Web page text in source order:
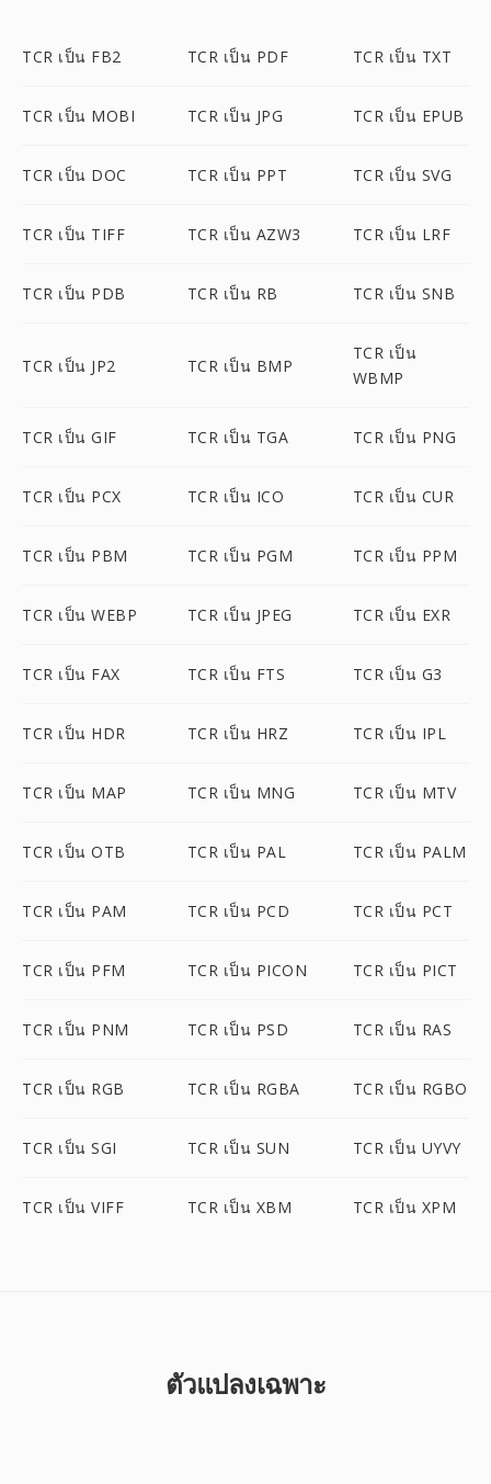
TCR เป็น FB2 TCR เป็น PDF TCR เป็น TXT
TCR เป็น MOBI TCR เป็น JPG TCR เป็น EPUB
TCR เป็น DOC TCR เป็น PPT TCR เป็น SVG
TCR เป็น TIFF TCR เป็น AZW3 TCR เป็น LRF
TCR เป็น PDB TCR เป็น RB TCR เป็น SNB
TCR เป็น JP2 TCR เป็น BMP
TCR เป็น
WBMP
TCR เป็น GIF TCR เป็น TGA TCR เป็น PNG
TCR เป็น PCX TCR เป็น ICO TCR เป็น CUR
TCR เป็น PBM TCR เป็น PGM TCR เป็น PPM
TCR เป็น WEBP TCR เป็น JPEG TCR เป็น EXR
TCR เป็น FAX TCR เป็น FTS TCR เป็น G3
TCR เป็น HDR TCR เป็น HRZ TCR เป็น IPL
TCR เป็น MAP TCR เป็น MNG TCR เป็น MTV
TCR เป็น OTB TCR เป็น PAL TCR เป็น PALM
TCR เป็น PAM TCR เป็น PCD TCR เป็น PCT
TCR เป็น PFM TCR เป็น PICON TCR เป็น PICT
TCR เป็น PNM TCR เป็น PSD TCR เป็น RAS
TCR เป็น RGB TCR เป็น RGBA TCR เป็น RGBO
TCR เป็น SGI TCR เป็น SUN TCR เป็น UYVY
TCR เป็น VIFF TCR เป็น XBM TCR เป็น XPM
ตัวแปลงเฉพาะ